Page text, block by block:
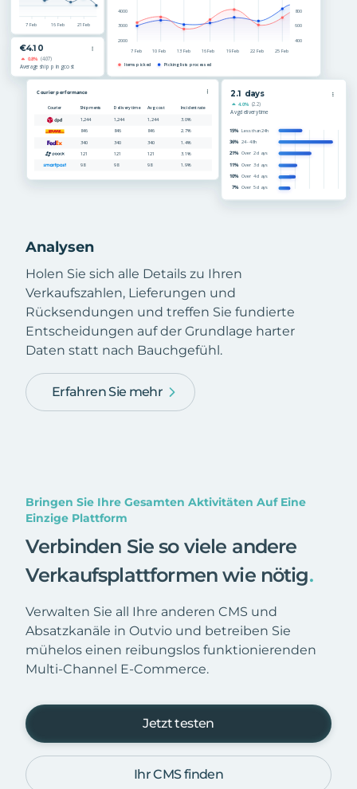
Analysen
Holen Sie sich alle Details zu Ihren
Verkaufszahlen, Lieferungen und
Rücksendungen und treffen Sie fundierte
Entscheidungen auf der Grundlage harter
Daten statt nach Bauchgefühl.
Erfahren Sie mehr
Bringen Sie Ihre Gesamten Aktivitäten Auf Eine
Einzige Plattform
Verbinden Sie so viele andere
Verkaufsplattformen wie nötig.
Verwalten Sie all Ihre anderen CMS und
Absatzkanäle in Outvio und betreiben Sie
mühelos einen reibungslos funktionierenden
Multi-Channel E-Commerce.
Jetzt testen
Ihr CMS finden